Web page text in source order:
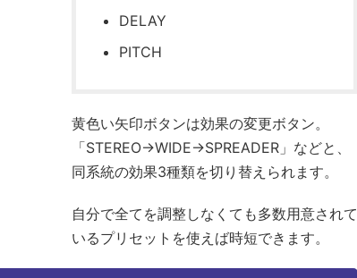
DELAY
PITCH
黄色い矢印ボタンは効果の変更ボタン。
「STEREO→WIDE→SPREADER」などと、
同系統の効果3種類を切り替えられます。
自分で全てを調整しなくても多数用意されて
いるプリセットを使えば時短できます。